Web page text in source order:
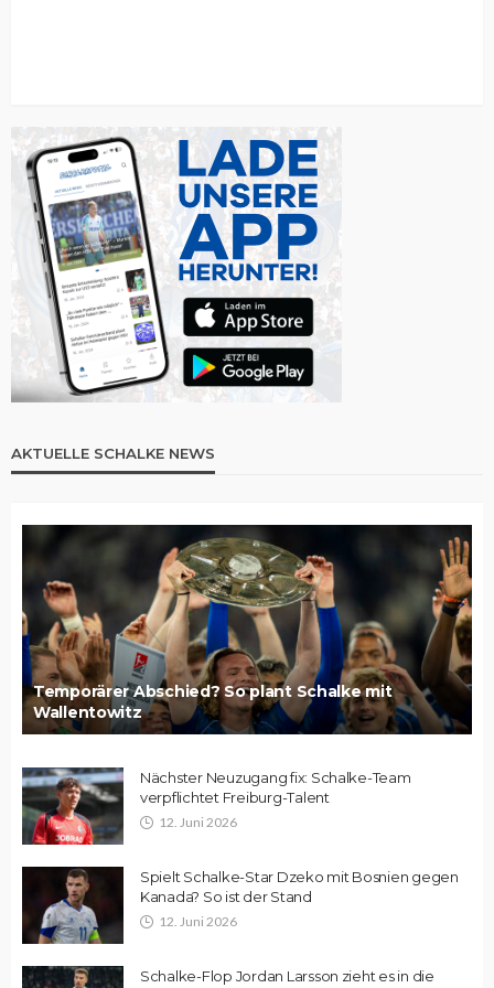
AKTUELLE SCHALKE NEWS
Temporärer Abschied? So plant Schalke mit
Wallentowitz
Nächster Neuzugang fix: Schalke-Team
verpflichtet Freiburg-Talent
12. Juni 2026
Spielt Schalke-Star Dzeko mit Bosnien gegen
Kanada? So ist der Stand
12. Juni 2026
Schalke-Flop Jordan Larsson zieht es in die